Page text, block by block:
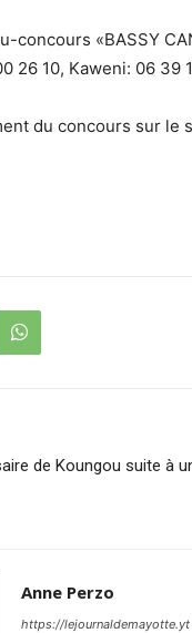
concours «BASSY
26 10, Kaweni: 06 39
du concours sur le
de Koungou suite à
Anne Perzo
https://lejournaldemayotte.yt